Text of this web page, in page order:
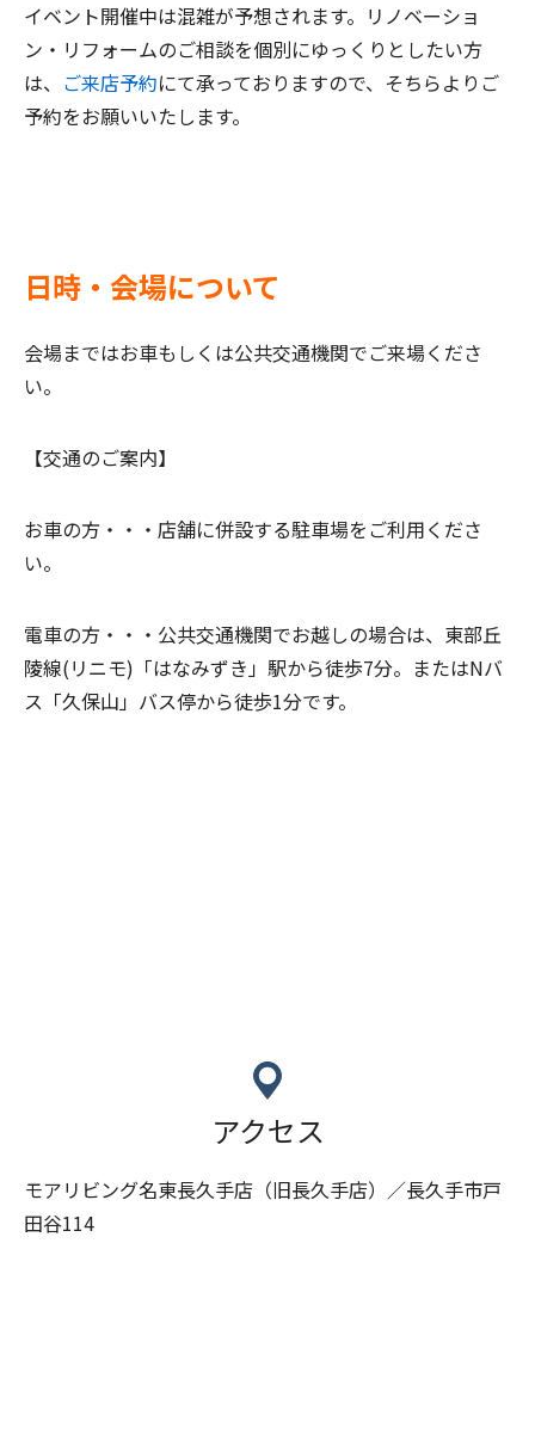
イベント開催中は混雑が予想されます。リノベーショ
ン・リフォームのご相談を個別にゆっくりとしたい方
は、 ご来店予約にて承っておりますので、そちらよりご
予約をお願いいたします。
日時・会場について
会場まではお車もしくは公共交通機関でご来場くださ
い。
【交通のご案内】
お車の方・・・ 店舗に併設する駐車場をご利用くださ
い。
電車の方・・・ 公共交通機関でお越しの場合は、東部丘
陵線(リニモ)「はなみずき」駅から徒歩7分。またはNバ
ス「久保山」バス停から徒歩1分です。
アクセス
モアリビング名東長久手店（旧長久手店）／長久手市戸
田谷114